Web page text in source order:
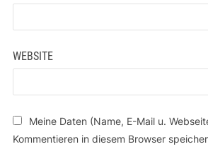
WEBSITE
Meine Daten (Name, E-Mail u.
Kommentieren in diesem Browser